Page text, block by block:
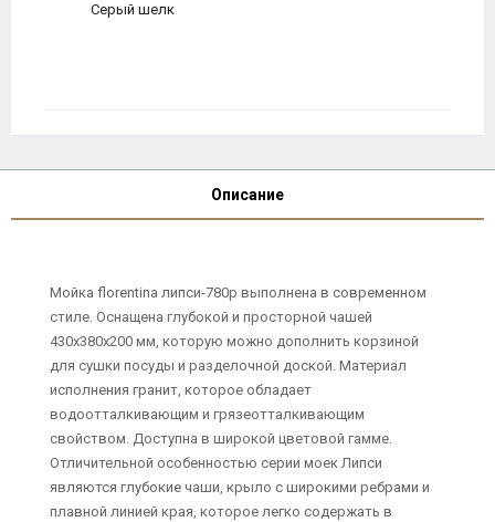
Серый шелк
Описание
Мойка florentina липси-780р выполнена в современном
стиле. Оснащена глубокой и просторной чашей
430х380х200 мм, которую можно дополнить корзиной
для сушки посуды и разделочной доской. Материал
исполнения гранит, которое обладает
водоотталкивающим и грязеотталкивающим
свойством. Доступна в широкой цветовой гамме.
Отличительной особенностью серии моек Липси
являются глубокие чаши, крыло с широкими ребрами и
плавной линией края, которое легко содержать в